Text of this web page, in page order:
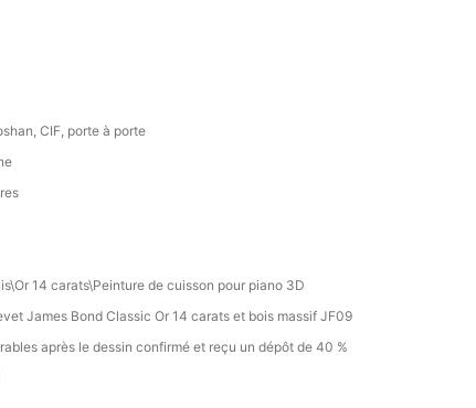
CIF, porte à porte
14 carats\Peinture de cuisson pour piano 3D
James Bond Classic Or 14 carats et bois massif JF09
après le dessin confirmé et reçu un dépôt de 40 %